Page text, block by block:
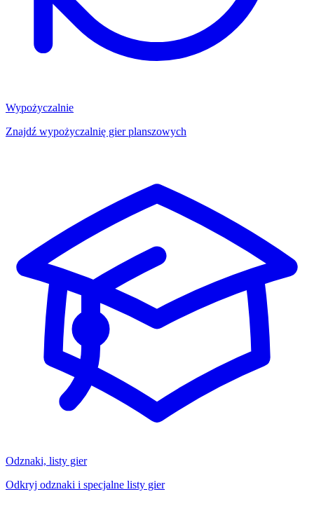
Wypożyczalnie
Znajdź wypożyczalnię gier planszowych
Odznaki, listy gier
Odkryj odznaki i specjalne listy gier